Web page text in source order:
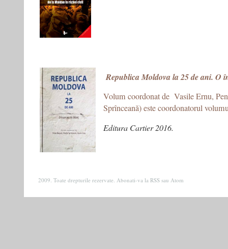
Republica Moldova la 25 de ani. O
Volum coordonat de Vasile Ernu,
Sprînceană) este coordonatorul
Editura Cartier 2016.
2009. Toate drepturile rezervate. Abonati-va la RSS sau Atom